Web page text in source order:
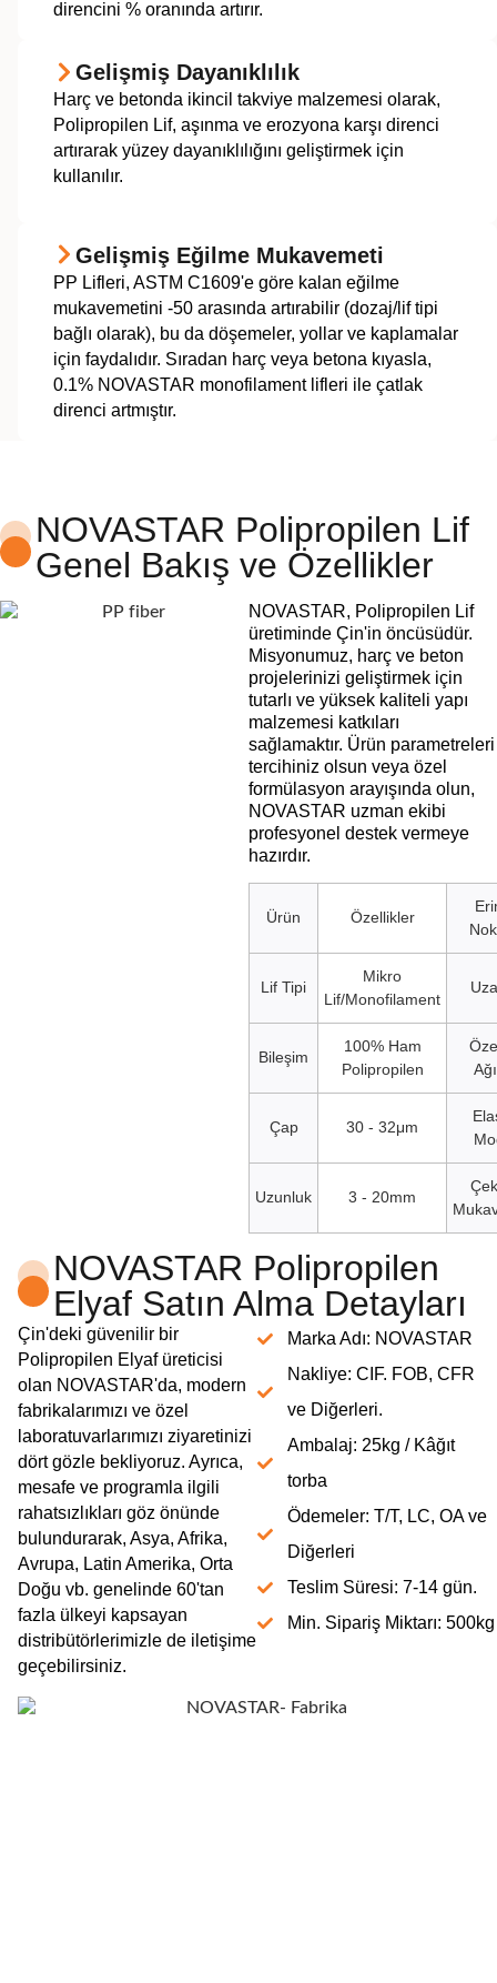
direncini % oranında artırır.
Gelişmiş Dayanıklılık
Harç ve betonda ikincil takviye malzemesi olarak,
Polipropilen Lif, aşınma ve erozyona karşı direnci
artırarak yüzey dayanıklılığını geliştirmek için
kullanılır.
Gelişmiş Eğilme Mukavemeti
PP Lifleri, ASTM C1609'e göre kalan eğilme
mukavemetini -50 arasında artırabilir (dozaj/lif tipi
bağlı olarak), bu da döşemeler, yollar ve kaplamalar
için faydalıdır. Sıradan harç veya betona kıyasla,
0.1% NOVASTAR monofilament lifleri ile çatlak
direnci artmıştır.
NOVASTAR Polipropilen Lif
Genel Bakış ve Özellikler
NOVASTAR, Polipropilen Lif
üretiminde Çin'in öncüsüdür.
Misyonumuz, harç ve beton
projelerinizi geliştirmek için
tutarlı ve yüksek kaliteli yapı
malzemesi katkıları
sağlamaktır. Ürün parametreleri
tercihiniz olsun veya özel
formülasyon arayışında olun,
NOVASTAR uzman ekibi
profesyonel destek vermeye
hazırdır.
Ürün Özellikler
Lif Tipi
Mikro
Lif/Monofilament
Bileşim
100% Ham
Polipropilen
Çap 30 - 32μm
Uzunluk 3 - 20mm
NOVASTAR Polipropilen
Elyaf Satın Alma Detayları
Çin'deki güvenilir bir
Polipropilen Elyaf üreticisi
olan NOVASTAR'da, modern
fabrikalarımızı ve özel
laboratuvarlarımızı ziyaretinizi
dört gözle bekliyoruz. Ayrıca,
mesafe ve programla ilgili
rahatsızlıkları göz önünde
bulundurarak, Asya, Afrika,
Avrupa, Latin Amerika, Orta
Doğu vb. genelinde 60'tan
fazla ülkeyi kapsayan
distribütörlerimizle de iletişime
geçebilirsiniz.
Marka Adı: NOVASTAR
Nakliye: CIF. FOB, CFR
ve Diğerleri.
Ambalaj: 25kg / Kâğıt
torba
Ödemeler: T/T, LC, OA ve
Diğerleri
Teslim Süresi: 7-14 gün.
Min. Sipariş Miktarı: 500kg